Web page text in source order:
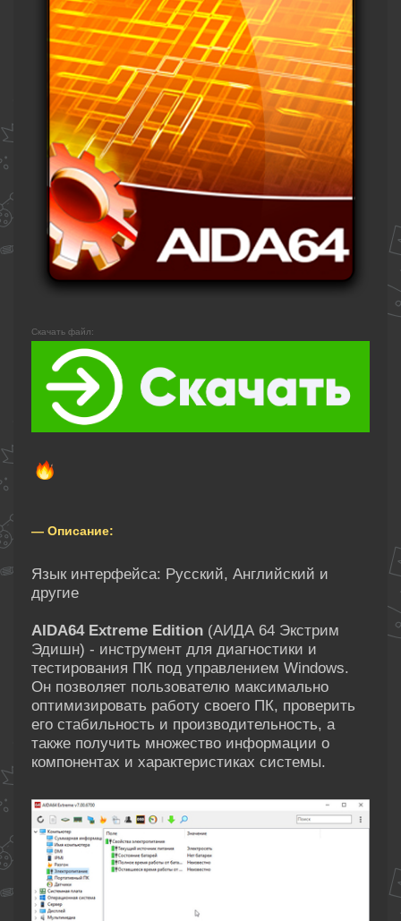
Скачать файл:
— Описание:
Язык интерфейса: Русский, Английский и
другие
AIDA64 Extreme Edition (АИДА 64 Экстрим
Эдишн) - инструмент для диагностики и
тестирования ПК под управлением Windows.
Он позволяет пользователю максимально
оптимизировать работу своего ПК, проверить
его стабильность и производительность, а
также получить множество информации о
компонентах и характеристиках системы.